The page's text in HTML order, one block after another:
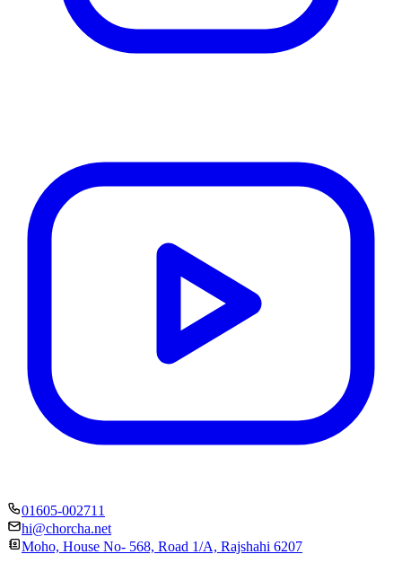
01605-002711
hi@chorcha.net
Moho, House No- 568, Road 1/A, Rajshahi 6207